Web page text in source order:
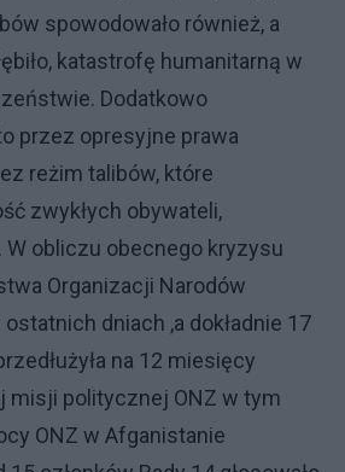
spowodowało również, a
katastrofę humanitarną w
Dodatkowo
przez opresyjne prawa
reżim talibów, które
zwykłych obywateli,
W obliczu obecnego kryzysu
Organizacji Narodów
dniach ,a dokładnie 17
na 12 miesięcy
misji politycznej ONZ w tym
ONZ w Afganistanie